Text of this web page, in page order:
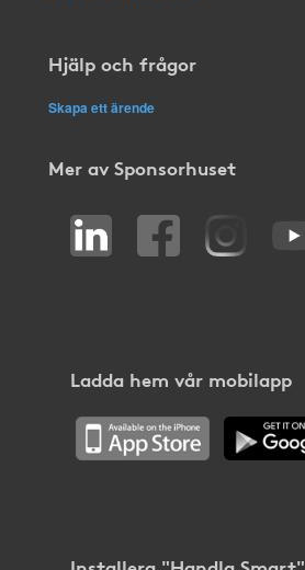
Hjälp och frågor
Skapa ett ärende
Mer av Sponsorhuset
Ladda hem vår mobilapp